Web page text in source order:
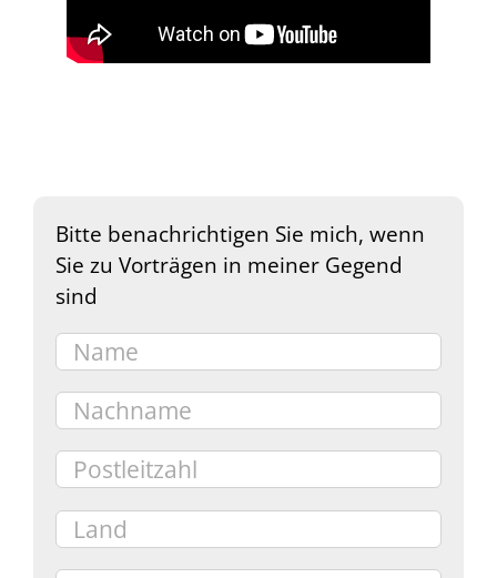
Bitte benachrichtigen Sie mich, wenn
Sie zu Vorträgen in meiner Gegend
sind